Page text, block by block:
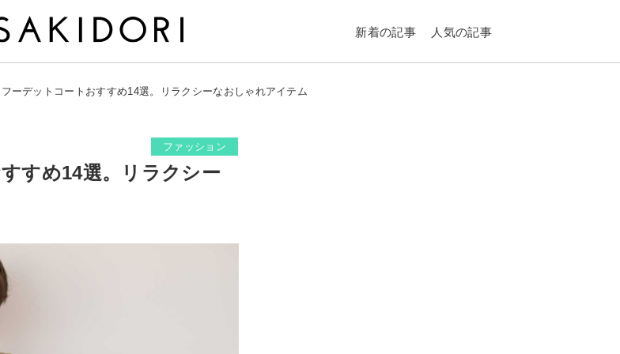
新着の記事 人気の記事
フーデットコートおすすめ14選。リラクシーなおしゃれアイテム
ファッション
すめ14選。リラクシー